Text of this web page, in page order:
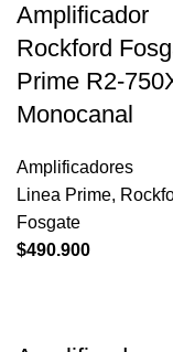
Amplificador
Rockford
Prime R2-
Monocanal
Amplificadores
Linea Prime,
Fosgate
$490.900